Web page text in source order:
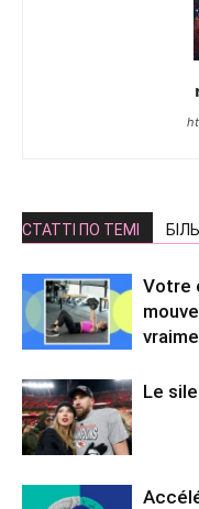
СТАТТІ ПО ТЕМІ
Votre
Le